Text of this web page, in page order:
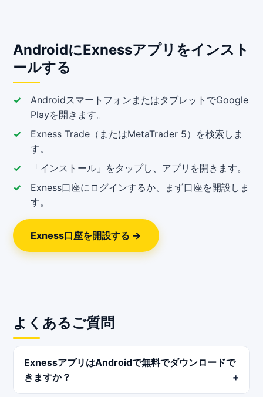
AndroidにExnessアプリをインスト
ールする
AndroidスマートフォンまたはタブレットでGoogle
Playを開きます。
Exness Trade（またはMetaTrader 5）を検索しま
す。
「インストール」をタップし、アプリを開きます。
Exness口座にログインするか、まず口座を開設しま
す。
Exness口座を開設する →
よくあるご質問
ExnessアプリはAndroidで無料でダウンロードで
きますか？